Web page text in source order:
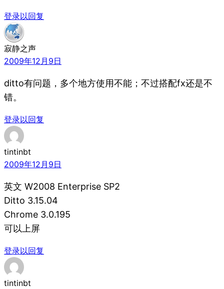
登录以回复
寂静之声
2009年12月9日
ditto有问题，多个地方使用不能；不过搭配fx还是不
错。
登录以回复
tintinbt
2009年12月9日
英文 W2008 Enterprise SP2
Ditto 3.15.04
Chrome 3.0.195
可以上屏
登录以回复
tintinbt